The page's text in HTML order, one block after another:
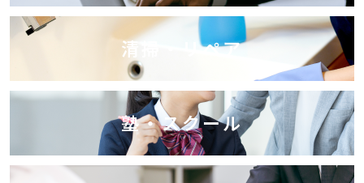
清掃・リペア
塾・スクール